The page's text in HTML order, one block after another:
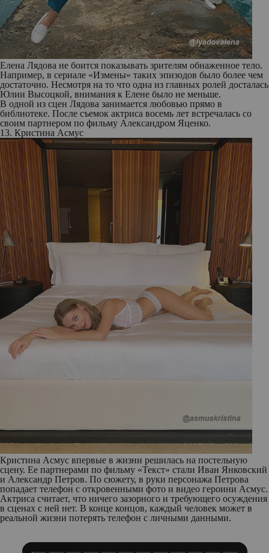
Елена Лядова не боится показывать зрителям обнаженное тело.
Например, в сериале «Измены» таких эпизодов было более чем
достаточно. Несмотря на то что одна из главных ролей досталась
Юлии Высоцкой, внимания к Елене было не меньше.
В одной из сцен Лядова занимается любовью прямо в
библиотеке. После съемок актриса восемь лет встречалась со
своим партнером по фильму Александром Яценко.
13. Кристина Асмус
Кристина Асмус впервые в жизни решилась на постельную
сцену. Ее партнерами по фильму «Текст» стали Иван Янковский
и Александр Петров. По сюжету, в руки персонажа Петрова
попадает телефон с откровенными фото и видео героини Асмус.
Актриса считает, что ничего зазорного и требующего осуждения
в сценах с ней нет. В конце концов, каждый человек может в
реальной жизни потерять телефон с личными данными.